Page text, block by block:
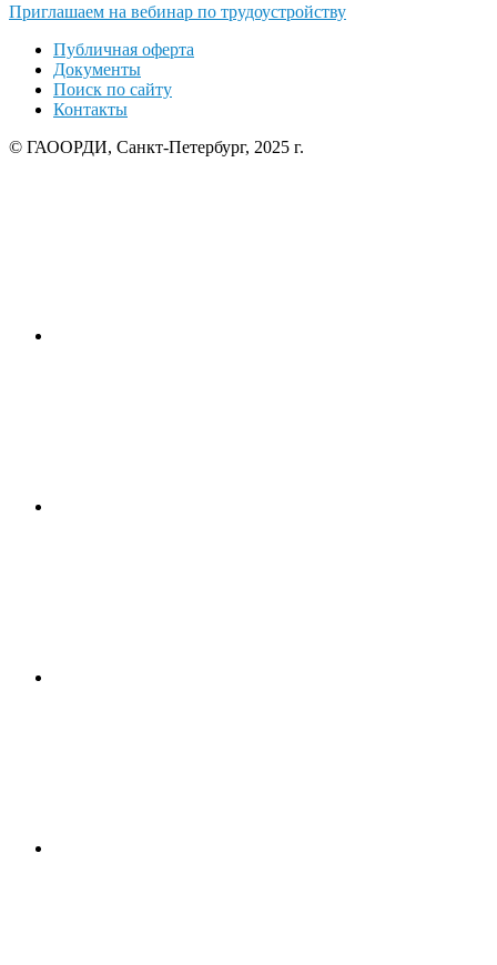
Приглашаем на вебинар по трудоустройству
Публичная оферта
Документы
Поиск по сайту
Контакты
© ГАООРДИ, Санкт-Петербург, 2025 г.